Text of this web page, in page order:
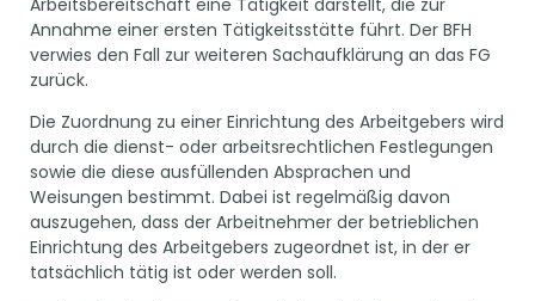
Arbeitsbereitschaft eine Tätigkeit darstellt, die zur
Annahme einer ersten Tätigkeitsstätte führt. Der BFH
verwies den Fall zur weiteren Sachaufklärung an das FG
zurück.
Die Zuordnung zu einer Einrichtung des Arbeitgebers wird
durch die dienst- oder arbeitsrechtlichen Festlegungen
sowie die diese ausfüllenden Absprachen und
Weisungen bestimmt. Dabei ist regelmäßig davon
auszugehen, dass der Arbeitnehmer der betrieblichen
Einrichtung des Arbeitgebers zugeordnet ist, in der er
tatsächlich tätig ist oder werden soll.